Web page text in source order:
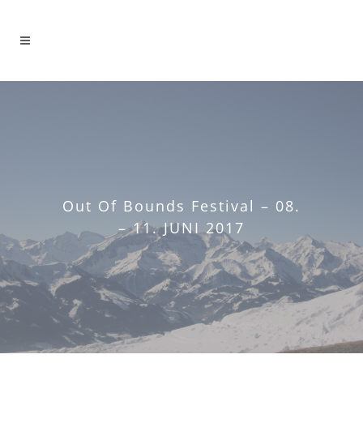
Out Of Bounds Festival – 08.
– 11. JUNI 2017